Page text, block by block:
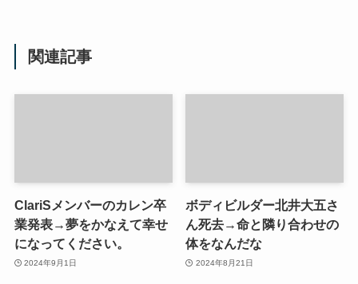
関連記事
ClariSメンバーのカレン卒
業発表→夢をかなえて幸せ
になってください。
2024年9月1日
ボディビルダー北井大五さ
ん死去→命と隣り合わせの
体をなんだな
2024年8月21日